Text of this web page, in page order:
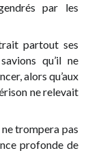
par les
partout ses
qu’il ne
alors qu’aux
ne relevait
trompera pas
profonde de